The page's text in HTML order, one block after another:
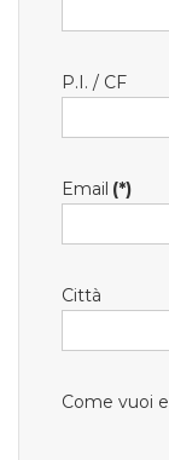
P.I. / CF
Email (*)
Città
Come vuoi